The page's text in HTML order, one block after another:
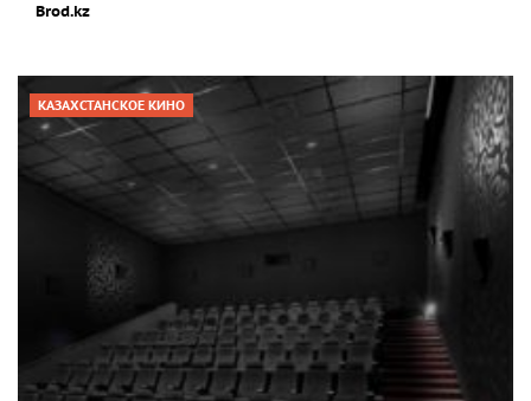
Brod.kz
КАЗАХСТАНСКОЕ КИНО